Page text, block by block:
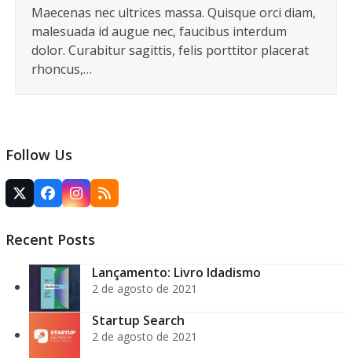
Maecenas nec ultrices massa. Quisque orci diam,
malesuada id augue nec, faucibus interdum
dolor. Curabitur sagittis, felis porttitor placerat
rhoncus,…
Follow Us
Twitter
(deprecated)
Facebook
Instagram
RSS
Recent Posts
Lançamento: Livro Idadismo
2 de agosto de 2021
Startup Search
2 de agosto de 2021